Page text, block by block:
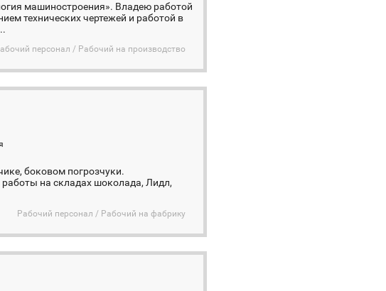
машиностроения». Владею работой
технических чертежей и работой в
персонал / Рабочий на производство
боковом погрозчуки.
на складах шоколада, Лидл,
Рабочий персонал / Рабочий на фабрику